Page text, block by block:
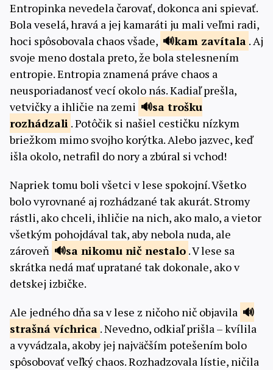
Entropinka nevedela čarovať, dokonca ani spievať.
Bola veselá, hravá a jej kamaráti ju mali veľmi radi,
hoci spôsobovala chaos všade,
kam zavítala . Aj
svoje meno dostala preto, že bola stelesnením
entropie. Entropia znamená práve chaos a
neusporiadanosť vecí okolo nás. Kadiaľ prešla,
vetvičky a ihličie na zemi
sa trošku
rozhádzali . Potôčik si našiel cestičku nízkym
briežkom mimo svojho korýtka. Alebo jazvec, keď
išla okolo, netrafil do nory a zbúral si vchod!
Napriek tomu boli všetci v lese spokojní. Všetko
bolo vyrovnané aj rozhádzané tak akurát. Stromy
rástli, ako chceli, ihličie na nich, ako malo, a vietor
všetkým pohojdával tak, aby nebola nuda, ale
zároveň
sa nikomu nič nestalo . V lese sa
skrátka nedá mať upratané tak dokonale, ako v
detskej izbičke.
Ale jedného dňa sa v lese z ničoho nič objavila
strašnávíchrica . Nevedno, odkiaľ prišla – kvílila
a vyvádzala, akoby jej najväčším potešením bolo
spôsobovať veľký chaos. Rozhadzovala lístie, ničila